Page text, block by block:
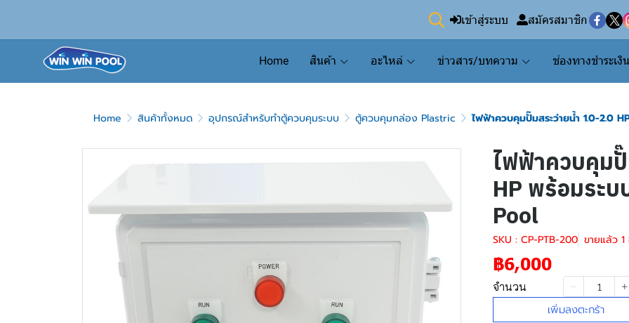
เข้าสู่ระบบ สมัครสมาชิก
Home สินค้า อะไหล่ ข่าวสาร/บทความ ช่องทางชำระเงิน
Home สินค้าทั้งหมด อุปกรณ์สำหรับทำตู้ควบคุมระบบ ตู้ควบคุมกล่อง Plastric ไฟฟ้าควบคุมปั๊มสระว่ายน้ำ 1.0-2.0
ไฟฟ้าควบคุม
HP พร้อมระ
Pool
SKU : CP-PTB-200 ขายแล้ว 1
฿6,000
จำนวน
เพิ่มลงตะกร้า